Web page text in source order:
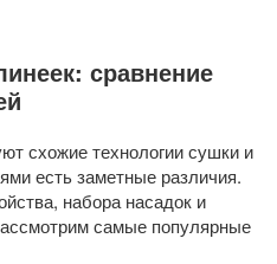
сравнение
схожие технологии сушки и
есть заметные различия.
набора насадок и
самые популярные